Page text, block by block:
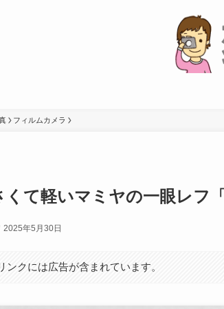
フィルムカメラ
くて軽いマミヤの一眼レフ
2025年5月30日
ンクには広告が含まれています。